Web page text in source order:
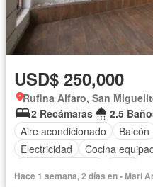
USD$ 250,000
Rufina Alfaro, San
2 Recámaras
2.5
Aire acondicionado
Balcón
Electricidad
Cocina
Hace 1 semana, 2 días en - Mari